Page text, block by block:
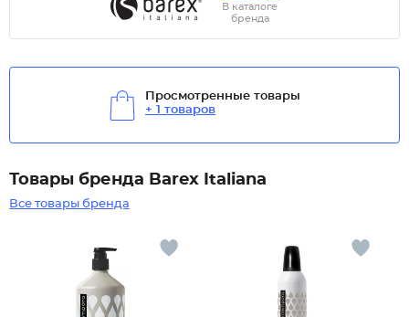
В каталоге
бренда
Просмотренные товары
+ 1 товаров
Товары бренда Barex Italiana
Все товары бренда